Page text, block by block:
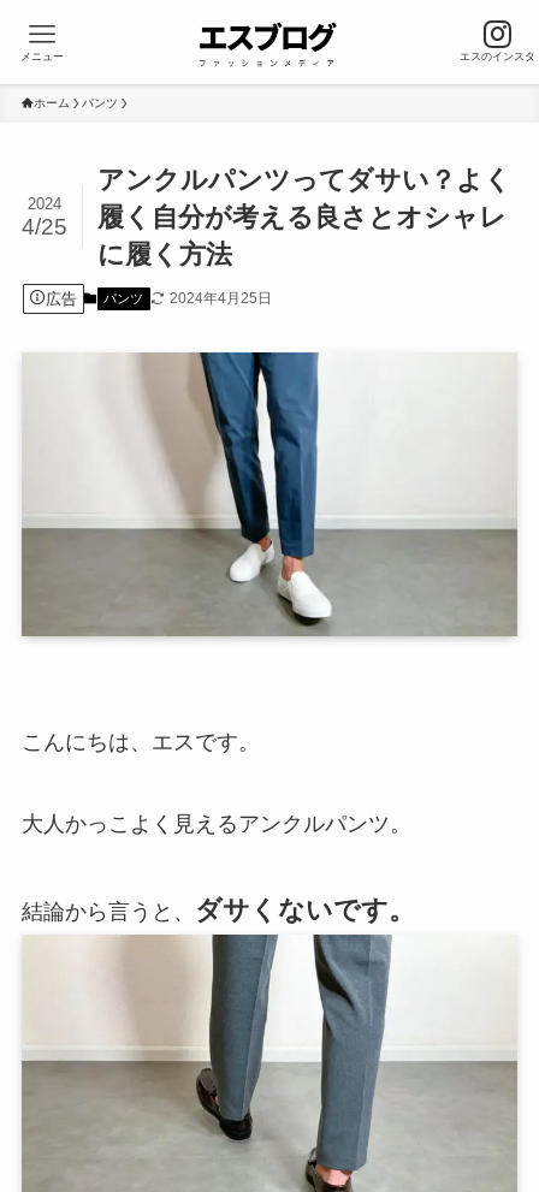
エスのインスタ
メニュー
ホーム パンツ
アンクルパンツってダサい？よく
履く自分が考える良さとオシャレ
に履く方法
2024
4/25
広告 パンツ 2024年4月25日
こんにちは、エスです。
大人かっこよく見えるアンクルパンツ。
結論から言うと、 ダサくないです。